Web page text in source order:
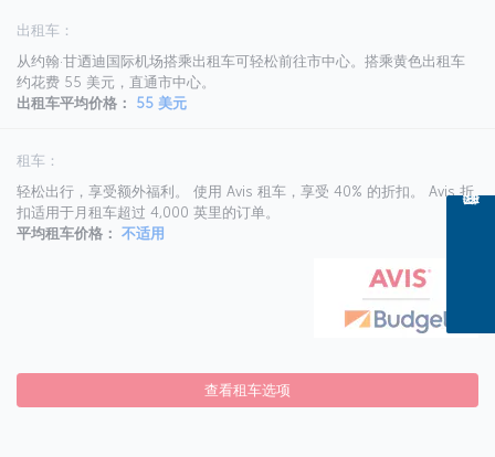
出租车：
从约翰·甘迺迪国际机场搭乘出租车可轻松前往市中心。搭乘黄色出租车
约花费 55 美元，直通市中心。
出租车平均价格：
55 美元
租车：
轻松出行，享受额外福利。 使用 Avis 租车，享受 40% 的折扣。 Avis 折
扣适用于月租车超过 4,000 英里的订单。
平均租车价格： 不适用
查看租车选项